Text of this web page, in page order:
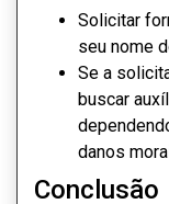
Solicitar
seu nome
Se a
buscar
danos
Conclusão